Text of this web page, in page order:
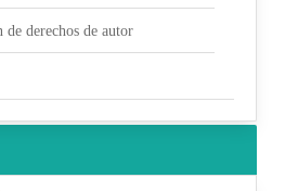
derechos de autor